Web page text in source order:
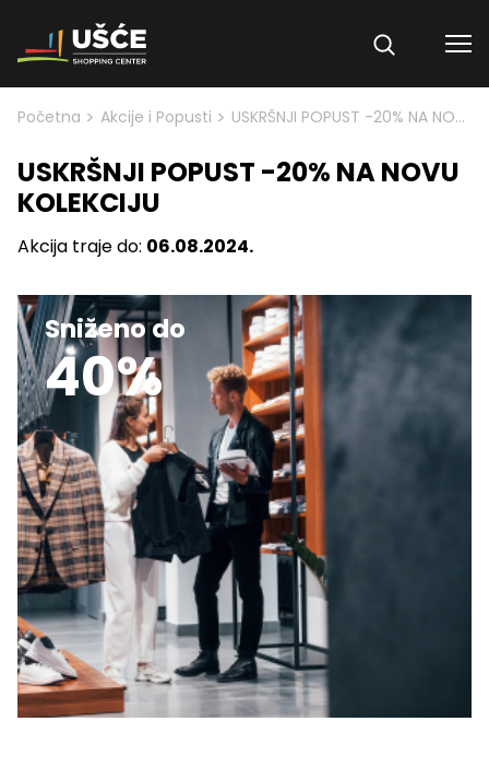
Skip to content
Početna > Akcije i Popusti > USKRŠNJI POPUST -20% NA NOVU KOLEKCIJU
USKRŠNJI POPUST -20% NA NOVU
KOLEKCIJU
Akcija traje do: 06.08.2024.
Sniženo do
40%